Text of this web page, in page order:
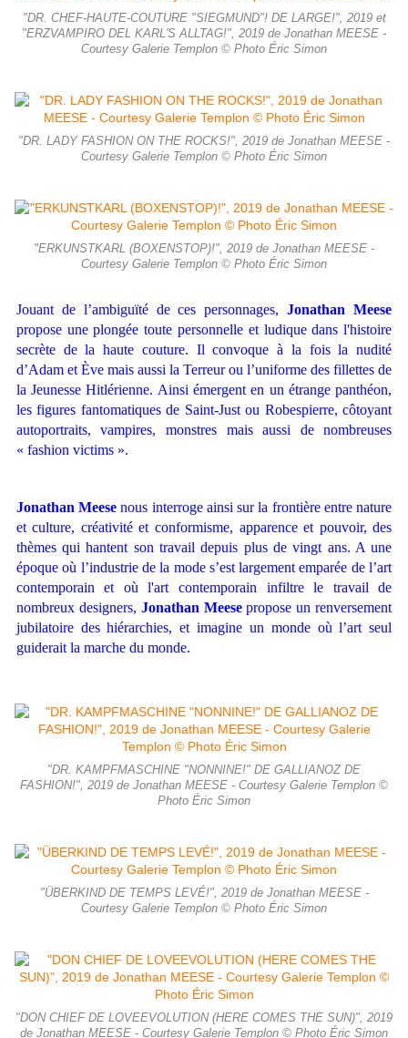
"DR. CHEF-HAUTE-COUTURE "SIEGMUND"! DE LARGE!", 2019 et
"ERZVAMPIRO DEL KARL'S ALLTAG!", 2019 de Jonathan MEESE -
Courtesy Galerie Templon © Photo Éric Simon
"DR. LADY FASHION ON THE ROCKS!", 2019 de Jonathan MEESE -
Courtesy Galerie Templon © Photo Éric Simon
"ERKUNSTKARL (BOXENSTOP)!", 2019 de Jonathan MEESE -
Courtesy Galerie Templon © Photo Éric Simon
Jouant de l’ambiguïté de ces personnages,Jonathan Meese
propose une plongée toute personnelle et ludique dans l'histoire
secrète de la haute couture. Il convoque à la fois la nudité
d’Adam et Ève mais aussi la Terreur ou l’uniforme des fillettes de
la Jeunesse Hitlérienne. Ainsi émergent en un étrange panthéon,
les figures fantomatiques de Saint-Just ou Robespierre, côtoyant
autoportraits, vampires, monstres mais aussi de nombreuses
« fashion victims ».
Jonathan Meese nous interroge ainsi sur la frontière entre nature
et culture, créativité et conformisme, apparence et pouvoir, des
thèmes qui hantent son travail depuis plus de vingt ans. A une
époque où l’industrie de la mode s’est largement emparée de l’art
contemporain et où l'art contemporain infiltre le travail de
nombreux designers, Jonathan Meesepropose un renversement
jubilatoire des hiérarchies, et imagine un monde où l’art seul
guiderait la marche du monde.
"DR. KAMPFMASCHINE "NONNINE!" DE GALLIANOZ DE
FASHION!", 2019 de Jonathan MEESE - Courtesy Galerie Templon ©
Photo Éric Simon
"ÜBERKIND DE TEMPS LEVÉ!", 2019 de Jonathan MEESE -
Courtesy Galerie Templon © Photo Éric Simon
"DON CHIEF DE LOVEEVOLUTION (HERE COMES THE SUN)", 2019
de Jonathan MEESE - Courtesy Galerie Templon © Photo Éric Simon